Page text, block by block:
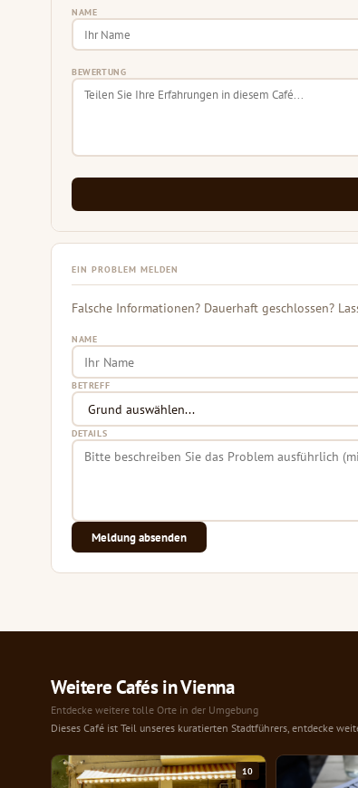
NAME
BEWERTUNG
EIN PROBLEM MELDEN
Falsche Informationen? Dauerhaft geschlossen?
NAME
BETREFF
DETAILS
Meldung absenden
Weitere Cafés in Vienna
Entdecke weitere tolle Orte in der Umgebung
Dieses Café ist Teil unseres kuratierten Stadtführers, entdecke
10